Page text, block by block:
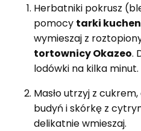
Herbatniki pokrusz
pomocy tarki
wymieszaj z
tortownicy Okazeo.
lodówki na kilka minut.
Masło utrzyj z
budyń i skórkę z
delikatnie wmieszaj.